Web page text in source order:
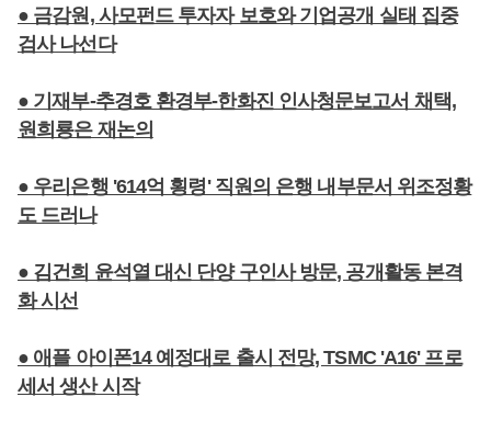
● 금감원, 사모펀드 투자자 보호와 기업공개 실태 집중
검사 나선다
● 기재부-추경호 환경부-한화진 인사청문보고서 채택,
원희룡은 재논의
● 우리은행 '614억 횡령' 직원의 은행 내부문서 위조정황
도 드러나
● 김건희 윤석열 대신 단양 구인사 방문, 공개활동 본격
화 시선
● 애플 아이폰14 예정대로 출시 전망, TSMC 'A16' 프로
세서 생산 시작